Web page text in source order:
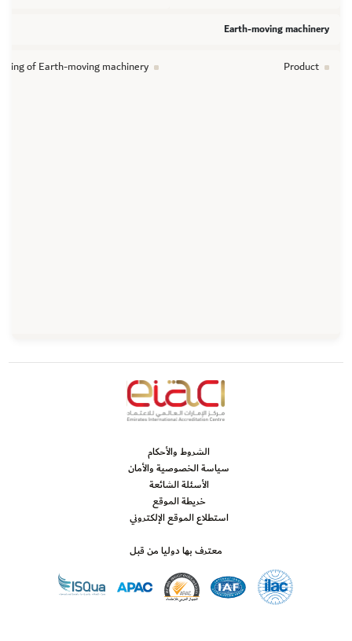
Earth-moving machinery
Product
of Earth-moving machinery
الشروط والأحكام
سياسة الخصوصية والأمان
الأسئلة الشائعة
خريطة الموقع
استطلاع الموقع الإلكتروني
معترف بها دوليا من قبل